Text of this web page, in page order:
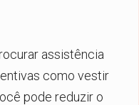
assistência
como vestir
pode reduzir o